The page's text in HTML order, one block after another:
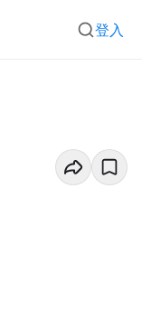
登入